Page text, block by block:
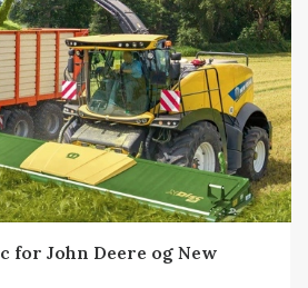
for John Deere og New